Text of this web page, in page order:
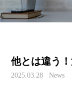
他とは違う
2025.03.28 News